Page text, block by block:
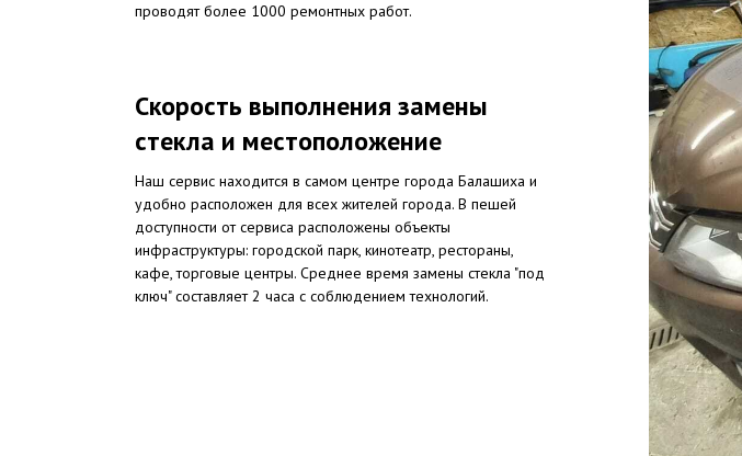
проводят более 1000 ремонтных работ.
Скорость выполнения замены
стекла и местоположение
Наш сервис находится в самом центре города Балашиха и
удобно расположен для всех жителей города. В пешей
доступности от сервиса расположены объекты
инфраструктуры: городской парк, кинотеатр, рестораны,
кафе, торговые центры. Среднее время замены стекла "под
ключ" составляет 2 часа с соблюдением технологий.